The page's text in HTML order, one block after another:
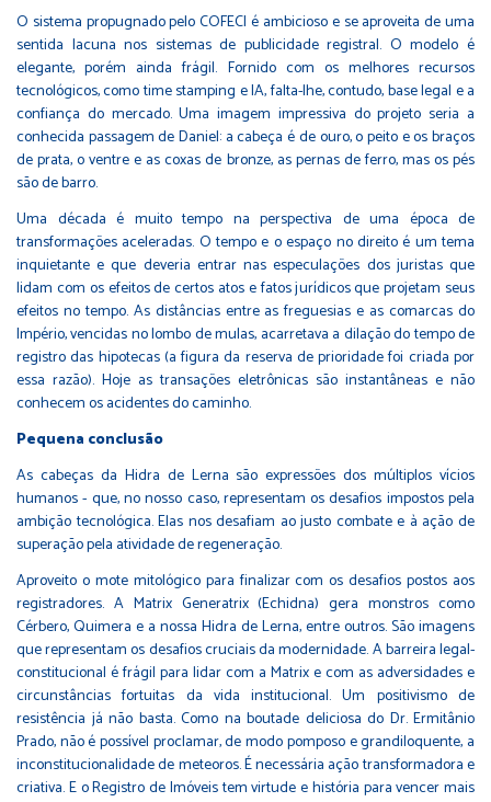
O sistema propugnado pelo COFECI é ambicioso e se aproveita de uma
sentida lacuna nos sistemas de publicidade registral. O modelo é
elegante, porém ainda frágil. Fornido com os melhores recursos
tecnológicos, como time stamping e IA, falta-lhe, contudo, base legal e a
confiança do mercado. Uma imagem impressiva do projeto seria a
conhecida passagem de Daniel: a cabeça é de ouro, o peito e os braços
de prata, o ventre e as coxas de bronze, as pernas de ferro, mas os pés
são de barro.
Uma década é muito tempo na perspectiva de uma época de
transformações aceleradas. O tempo e o espaço no direito é um tema
inquietante e que deveria entrar nas especulações dos juristas que
lidam com os efeitos de certos atos e fatos jurídicos que projetam seus
efeitos no tempo. As distâncias entre as freguesias e as comarcas do
Império, vencidas no lombo de mulas, acarretava a dilação do tempo de
registro das hipotecas (a figura da reserva de prioridade foi criada por
essa razão). Hoje as transações eletrônicas são instantâneas e não
conhecem os acidentes do caminho.
Pequena conclusão
As cabeças da Hidra de Lerna são expressões dos múltiplos vícios
humanos - que, no nosso caso, representam os desafios impostos pela
ambição tecnológica. Elas nos desafiam ao justo combate e à ação de
superação pela atividade de regeneração.
Aproveito o mote mitológico para finalizar com os desafios postos aos
registradores. A Matrix Generatrix (Echidna) gera monstros como
Cérbero, Quimera e a nossa Hidra de Lerna, entre outros. São imagens
que representam os desafios cruciais da modernidade. A barreira legal-
constitucional é frágil para lidar com a Matrix e com as adversidades e
circunstâncias fortuitas da vida institucional. Um positivismo de
resistência já não basta. Como na boutade deliciosa do Dr. Ermitânio
Prado, não é possível proclamar, de modo pomposo e grandiloquente, a
inconstitucionalidade de meteoros. É necessária ação transformadora e
criativa. E o Registro de Imóveis tem virtude e história para vencer mais